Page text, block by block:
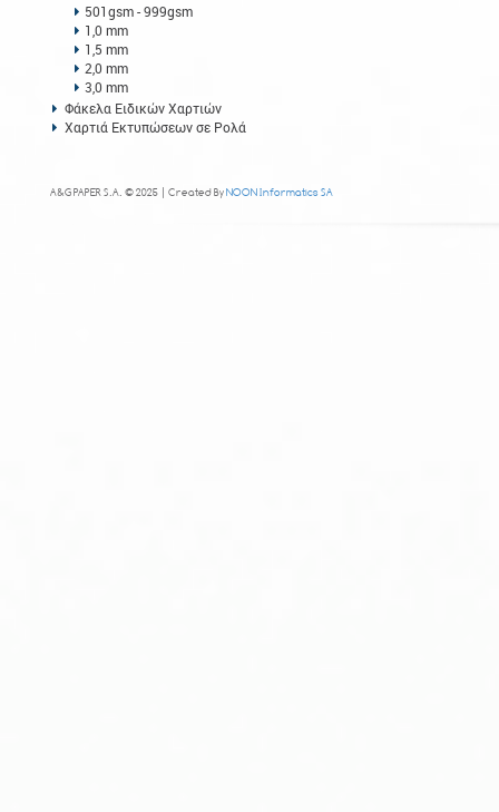
501gsm - 999gsm
1,0 mm
1,5 mm
2,0 mm
3,0 mm
Φάκελα Ειδικών Χαρτιών
Χαρτιά Εκτυπώσεων σε Ρολά
A&G PAPER S.A. © 2025 | Created ByNOON Informatics SA